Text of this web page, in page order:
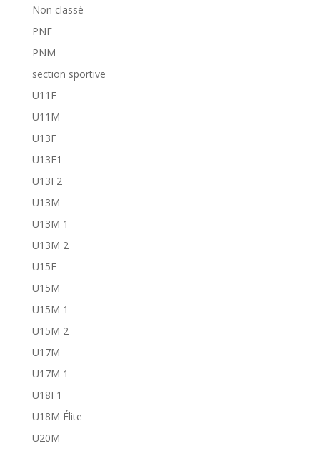
Non classé
PNF
PNM
section sportive
U11F
U11M
U13F
U13F1
U13F2
U13M
U13M 1
U13M 2
U15F
U15M
U15M 1
U15M 2
U17M
U17M 1
U18F1
U18M Élite
U20M